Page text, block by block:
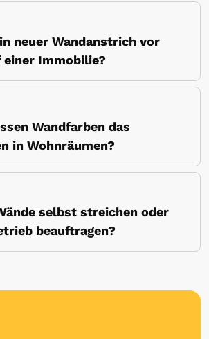
neuer Wandanstrich vor
einer Immobilie?
Wandfarben das
in Wohnräumen?
selbst streichen oder
beauftragen?